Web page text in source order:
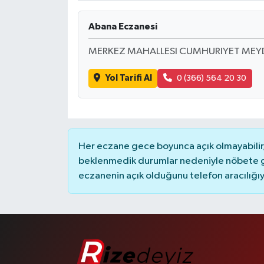
Abana Eczanesi
MERKEZ MAHALLESI CUMHURIYET
Yol Tarifi Al 0 (366) 564 20 30
Her eczane gece boyunca açık
beklenmedik durumlar nedeniyle nöbete
eczanenin açık olduğunu telefon